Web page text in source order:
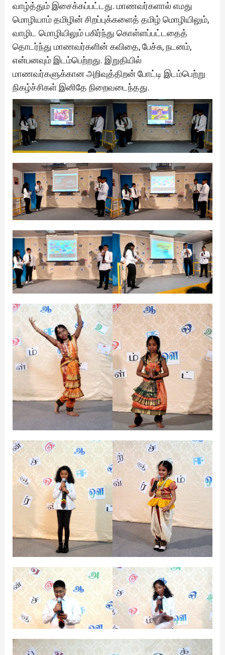
வாழ்த்தும் இசைக்கப்பட்டது. மாணவர்களால் எமது
மொழியாம் தமிழின் சிறப்புக்களைத் தமிழ் மொழியிலும்,
வாழிட மொழியிலும் பகிர்ந்து கொள்ளப்பட்டதைத்
தொடர்ந்து மாணவர்களின் கவிதை, பேச்சு, நடனம்,
என்பனவும் இடம்பெற்றது. இறுதியில்
மாணவர்களுக்கான அறிவுத்திறன் போட்டி இடம்பெற்று
நிகழ்ச்சிகள் இனிதே நிறைவடைந்தது.